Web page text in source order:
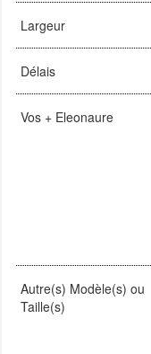
Largeur
Délais
Vos + Eleonaure
Autre(s) Modèle(s) ou
Taille(s)